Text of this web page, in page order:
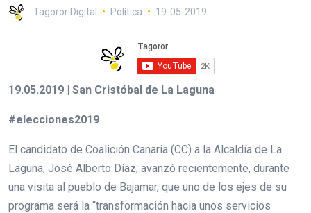
Tagoror Digital Política 19-05-2019
19.05.2019 | San Cristóbal de La Laguna
#elecciones2019
El candidato de Coalición Canaria (CC) a la Alcaldía de La
Laguna, José Alberto Díaz, avanzó recientemente, durante
una visita al pueblo de Bajamar, que uno de los ejes de su
programa será la “transformación hacia unos servicios